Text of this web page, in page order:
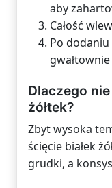
aby
Całość
Po dodaniu
Dlaczego
żółtek?
Zbyt wysoka
ścięcie białek
grudki, a